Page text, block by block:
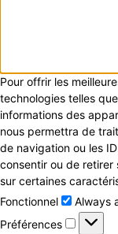
Pour offrir les
technologies telles
informations des
nous permettra de
de navigation ou les
consentir ou de
sur certaines
Fonctionnel
Always
Préférences